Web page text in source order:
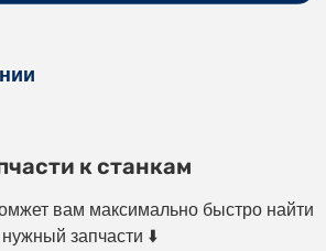
к станкам
вам максимально быстро найти
нужный запчасти ⬇️